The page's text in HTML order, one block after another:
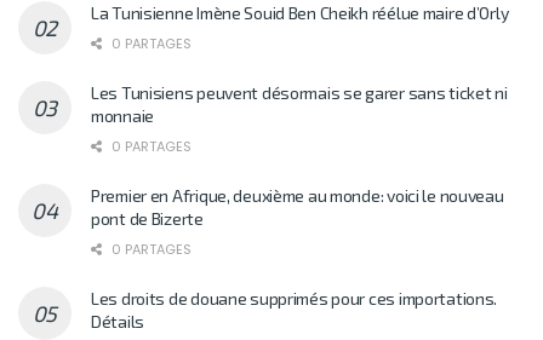
La Tunisienne Imène Souid Ben Cheikh réélue maire d’Orly
0 PARTAGES
Les Tunisiens peuvent désormais se garer sans ticket ni
monnaie
0 PARTAGES
Premier en Afrique, deuxième au monde: voici le nouveau
pont de Bizerte
0 PARTAGES
Les droits de douane supprimés pour ces importations.
Détails